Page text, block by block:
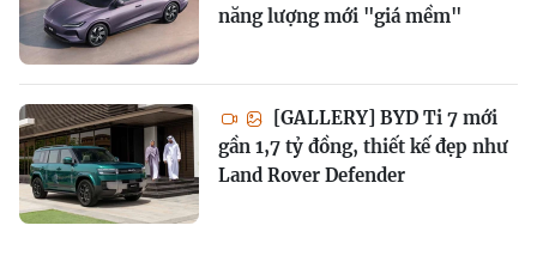
năng lượng mới "giá mềm"
[GALLERY] BYD Ti 7 mới
gần 1,7 tỷ đồng, thiết kế đẹp như
Land Rover Defender